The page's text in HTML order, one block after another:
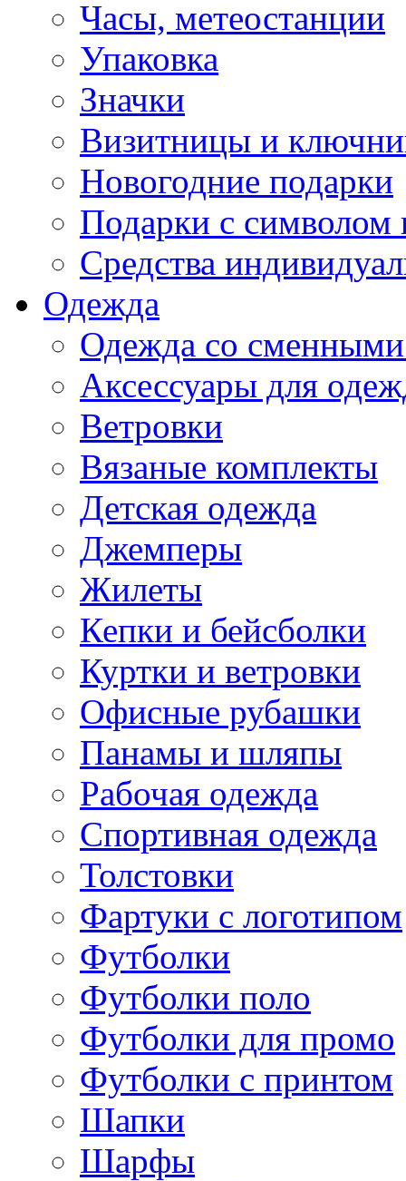
Часы, метеостанции
Упаковка
Значки
Визитницы и
Новогодние подарки
Подарки с символом
Средства
Одежда
Одежда со сменными
Аксессуары для
Ветровки
Вязаные комплекты
Детская одежда
Джемперы
Жилеты
Кепки и бейсболки
Куртки и ветровки
Офисные рубашки
Панамы и шляпы
Рабочая одежда
Спортивная одежда
Толстовки
Фартуки с логотипом
Футболки
Футболки поло
Футболки для промо
Футболки с принтом
Шапки
Шарфы